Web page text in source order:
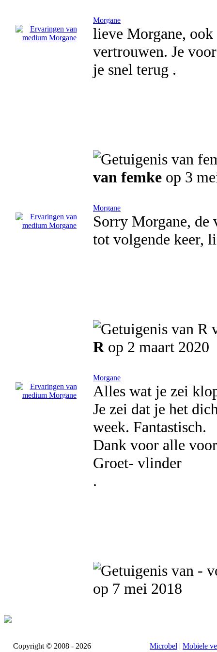
Morgane
lieve Morgane,
vertrouwen. Je
je snel terug .
van femke op 3
Morgane
Sorry Morgane, de
tot volgende keer,
R op 2 maart 2020
Morgane
Alles wat je zei
Je zei dat je het
week. Fantastisch.
Dank voor alle
Groet- vlinder
.
op 7 mei 2018
Copyright © 2008 - 2026
Microbel | Mobiele